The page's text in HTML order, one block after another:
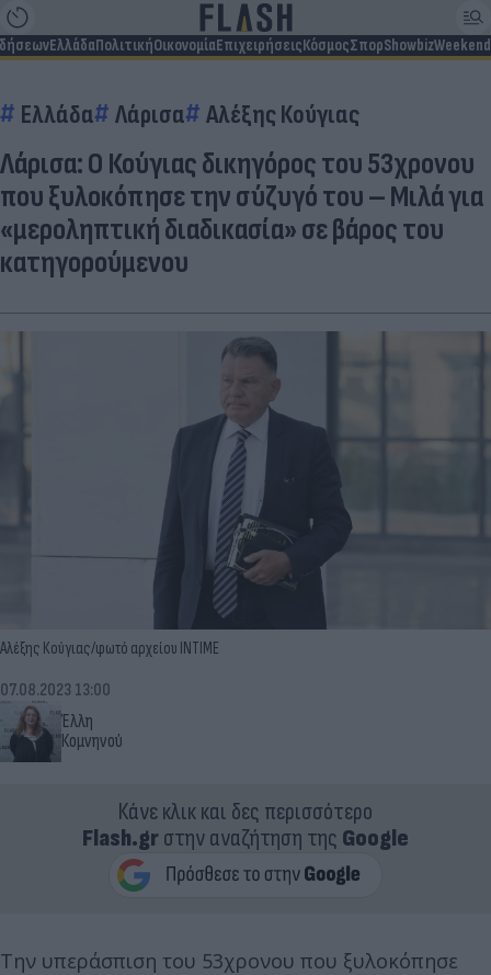
ΕλλάδαΠολιτικήΟικονομίαΕπιχειρήσειςΚόσμοςΣπορShowbizWeekend
Ελλάδα Λάρισα Αλέξης Κούγιας
Λάρισα: Ο Κούγιας δικηγόρος του 53χρονου
που ξυλοκόπησε την σύζυγό του – Μιλά για
«μεροληπτική διαδικασία» σε βάρος του
κατηγορούμενου
Αλέξης Κούγιας/φωτό αρχείου INTIME
Έλλη
Κομνηνού
07.08.2023 13:00
Κάνε κλικ και δες περισσότερο
Flash.grστην αναζήτηση της Google
Την υπεράσπιση του 53χρονου που ξυλοκόπησε